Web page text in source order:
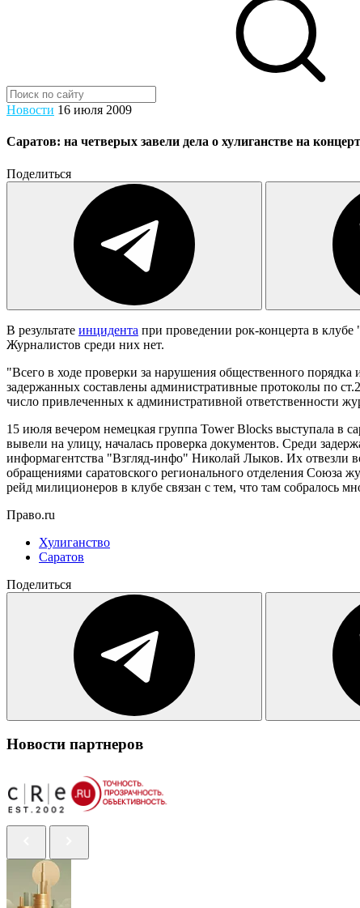
Новости 16 июля 2009
Саратов: на четверых завели дела о хулиганстве на
Поделиться
В результате инцидента при проведении рок-концерта в
Журналистов среди них нет.
"Всего в ходе проверки за нарушения общественного
задержанных составлены административные протоколы по
число привлеченных к административной ответственности
15 июля вечером немецкая группа Tower Blocks выступала в
вывели на улицу, началась проверка документов. Среди
информагентства "Взгляд-инфо" Николай Лыков. Их отвезли
обращениями саратовского регионального отделения
рейд милиционеров в клубе связан с тем, что там собралось
Право.ru
Хулиганство
Саратов
Поделиться
Новости партнеров